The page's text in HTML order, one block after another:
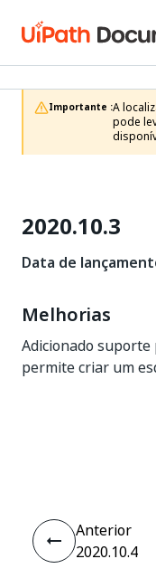
Importante :A
pode
2020.10.3
Data de
Melhorias
Adicionado
permite criar um
Anterior
2020.10.4